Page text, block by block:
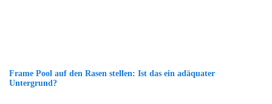
Frame Pool auf den Rasen stellen: Ist das ein adäquater
Untergrund?